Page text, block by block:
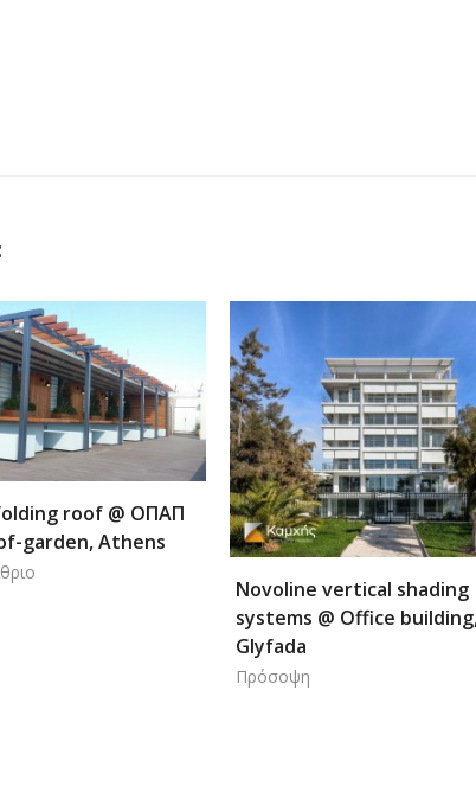
@ ΟΠΑΠ
Novoline vertical shading
systems @ Office building,